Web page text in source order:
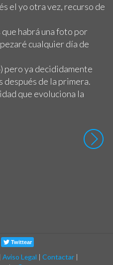
el yo otra vez, recurso de
que habrá una foto por
cualquier día de
pero ya decididamente
después de la primera.
que evoluciona la
Twittear
Aviso Legal | Contactar |